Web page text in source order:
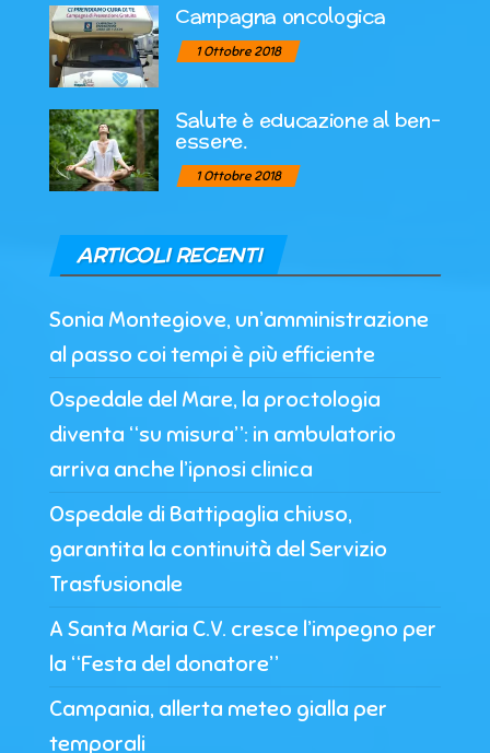
Campagna oncologica
1 Ottobre 2018
Salute è educazione al ben-
essere.
1 Ottobre 2018
ARTICOLI RECENTI
Sonia Montegiove, un’amministrazione
al passo coi tempi è più efficiente
Ospedale del Mare, la proctologia
diventa “su misura”: in ambulatorio
arriva anche l’ipnosi clinica
Ospedale di Battipaglia chiuso,
garantita la continuità del Servizio
Trasfusionale
A Santa Maria C.V. cresce l’impegno per
la “Festa del donatore”
Campania, allerta meteo gialla per
temporali